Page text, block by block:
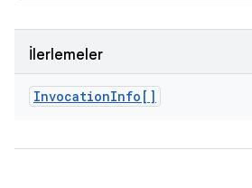
İlerlemeler
InvocationInfo[]